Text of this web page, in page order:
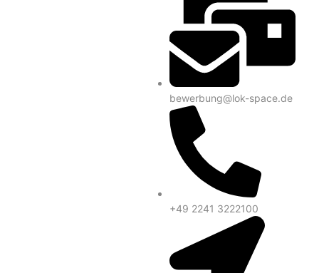
bewerbung@lok-space.de
+49 2241 3222100